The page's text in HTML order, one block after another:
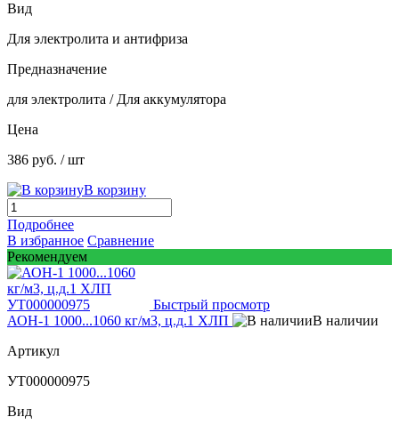
Вид
Для электролита и антифриза
Предназначение
для электролита / Для аккумулятора
Цена
386 руб. / шт
В корзину
Подробнее
В избранное Сравнение
Рекомендуем
Быстрый просмотр
АОН-1 1000...1060 кг/м3, ц.д.1 ХЛП
В наличии
Артикул
УТ000000975
Вид